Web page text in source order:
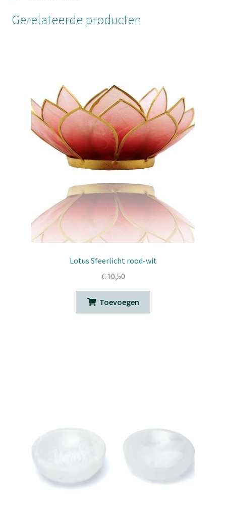
Gerelateerde producten
Lotus Sfeerlicht rood-wit
€10,50
Toevoegen